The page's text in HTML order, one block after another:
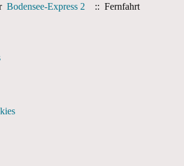
Bodensee-Express 2 :: Fernfahrt